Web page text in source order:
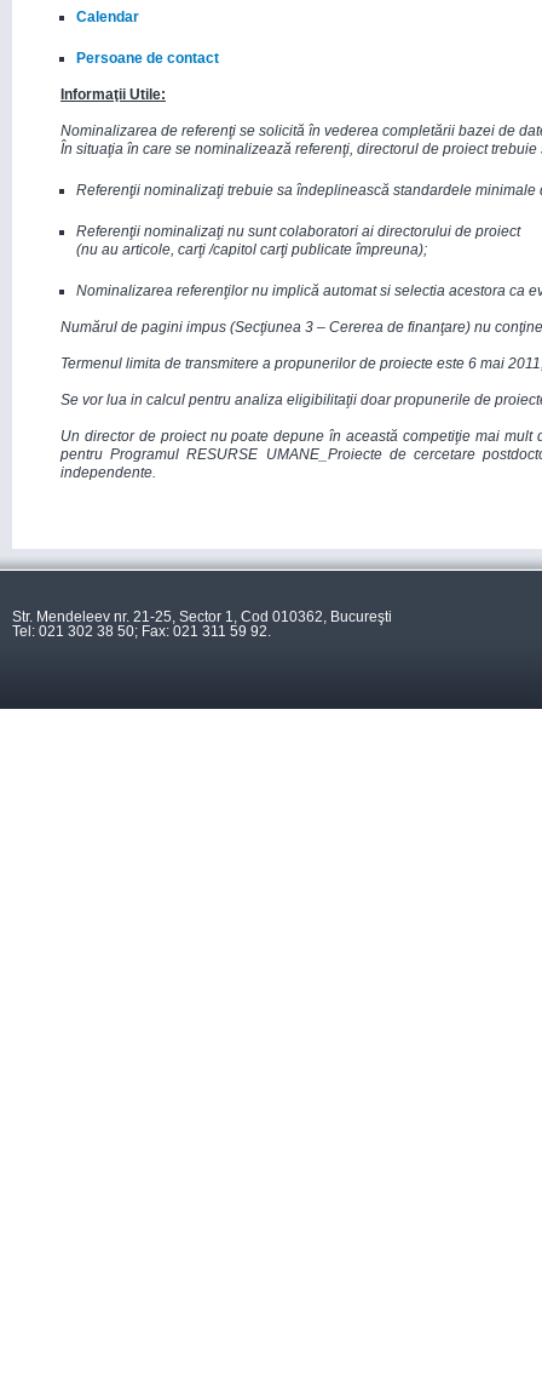
Calendar
Persoane de contact
Informaţii Utile:
Nominalizarea de referenţi se solicită în vederea completării bazei de
În situaţia în care se nominalizează referenţi, directorul de proiect trebuie
Referenţii nominalizaţi trebuie sa îndeplinească standardele minimale
Referenţii nominalizaţi nu sunt colaboratori ai directorului de proiect
(nu au articole, carţi /capitol carţi publicate împreuna);
Nominalizarea referenţilor nu implică automat si selectia acestora ca
Numărul de pagini impus (Secţiunea 3 – Cererea de finanţare) nu
Termenul limita de transmitere a propunerilor de proiecte este 6 mai
Se vor lua in calcul pentru analiza eligibilitaţii doar propunerile de
Un director de proiect nu poate depune în această competiţie mai
pentru Programul RESURSE UMANE_Proiecte de cercetare
independente.
Str. Mendeleev nr. 21-25, Sector 1, Cod 010362, Bucureşti
Tel: 021 302 38 50; Fax: 021 311 59 92.